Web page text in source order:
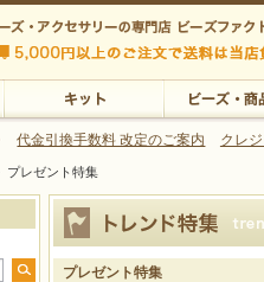
ーツ・金具など・アクセサリーの専門店
代金引換手数料 改定のご案内 クレ
プレゼント特集
プレゼント特集